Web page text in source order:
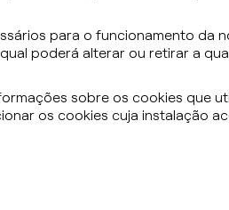
para o funcionamento da
poderá alterar ou retirar a
sobre os cookies que
os cookies cuja instalação